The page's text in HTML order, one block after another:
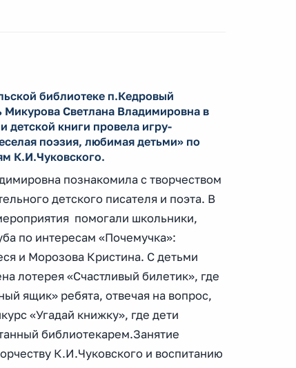
библиотеке п.Кедровый
Микурова Светлана Владимировна в
детской книги провела игру-
поэзия, любимая детьми» по
К.И.Чуковского.
познакомила с творчеством
детского писателя и поэта. В
помогали школьники,
по интересам «Почемучка»:
и Морозова Кристина. С детьми
лотерея «Счастливый билетик», где
ящик» ребята, отвечая на вопрос,
«Угадай книжку», где дети
библиотекарем.Занятие
К.И.Чуковского и воспитанию